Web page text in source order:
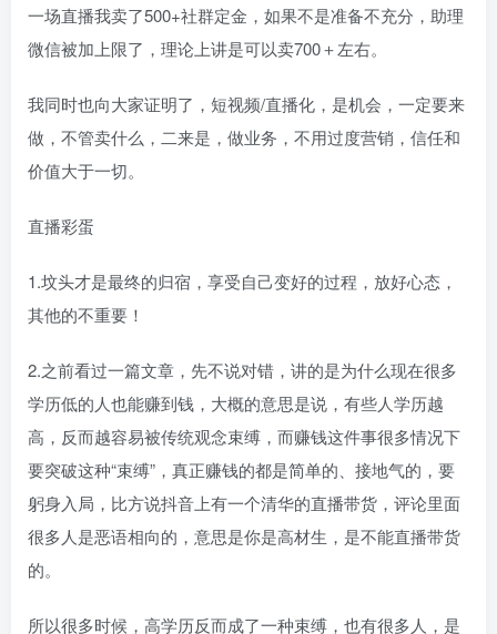
一场直播我卖了500+社群定金，如果不是准备不充分，助理
微信被加上限了，理论上讲是可以卖700＋左右。
我同时也向大家证明了，短视频/直播化，是机会，一定要来
做，不管卖什么，二来是，做业务，不用过度营销，信任和
价值大于一切。
直播彩蛋
1.坟头才是最终的归宿，享受自己变好的过程，放好心态，
其他的不重要！
2.之前看过一篇文章，先不说对错，讲的是为什么现在很多
学历低的人也能赚到钱，大概的意思是说，有些人学历越
高，反而越容易被传统观念束缚，而赚钱这件事很多情况下
要突破这种“束缚”，真正赚钱的都是简单的、接地气的，要
躬身入局，比方说抖音上有一个清华的直播带货，评论里面
很多人是恶语相向的，意思是你是高材生，是不能直播带货
的。
所以很多时候，高学历反而成了一种束缚，也有很多人，是